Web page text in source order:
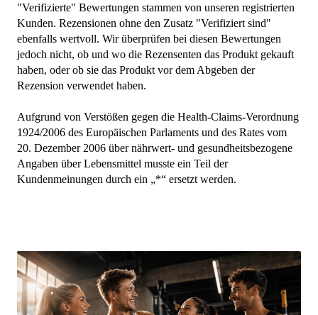
"Verifizierte" Bewertungen stammen von unseren registrierten
Kunden. Rezensionen ohne den Zusatz "Verifiziert sind"
ebenfalls wertvoll. Wir überprüfen bei diesen Bewertungen
jedoch nicht, ob und wo die Rezensenten das Produkt gekauft
haben, oder ob sie das Produkt vor dem Abgeben der
Rezension verwendet haben.
Aufgrund von Verstößen gegen die Health-Claims-Verordnung
1924/2006 des Europäischen Parlaments und des Rates vom
20. Dezember 2006 über nährwert- und gesundheitsbezogene
Angaben über Lebensmittel musste ein Teil der
Kundenmeinungen durch ein „*“ ersetzt werden.